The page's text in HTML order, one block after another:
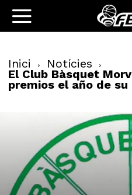
Inici Notícies
El Club Bàsquet
premios el año de su